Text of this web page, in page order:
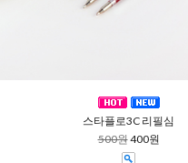
스타플로3C 리필심
500원400원